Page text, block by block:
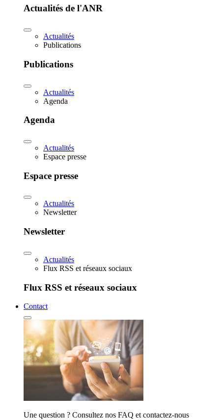
Actualités de l'ANR
Actualités
Publications
Publications
Actualités
Agenda
Agenda
Actualités
Espace presse
Espace presse
Actualités
Newsletter
Newsletter
Actualités
Flux RSS et réseaux sociaux
Flux RSS et réseaux sociaux
Contact
Une question ? Consultez nos FAQ et contactez-nous